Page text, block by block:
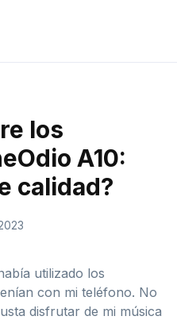
los
A10:
calidad?
utilizado los
con mi teléfono. No
disfrutar de mi música